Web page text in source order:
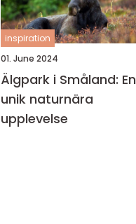
inspiration
01. June 2024
Älgpark i Småland: En
unik naturnära
upplevelse